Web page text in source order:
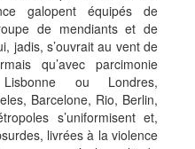
galopent équipés de
de mendiants et de
jadis, s’ouvrait au vent de
qu’avec parcimonie
Lisbonne ou Londres,
Barcelone, Rio, Berlin,
s’uniformisent et,
livrées à la violence